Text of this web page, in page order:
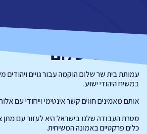
בית שר שלום
עמותת בית שר שלום הוקמה עבור גויים ויהודים
במשיח היהודי ישוע.
אותם מאמינים חווים קשר אינטימי וייחודי עם
מטרת העבודה שלנו בישראל היא לעזור עם מתן
כלים פרקטיים באמונה המשיחית.